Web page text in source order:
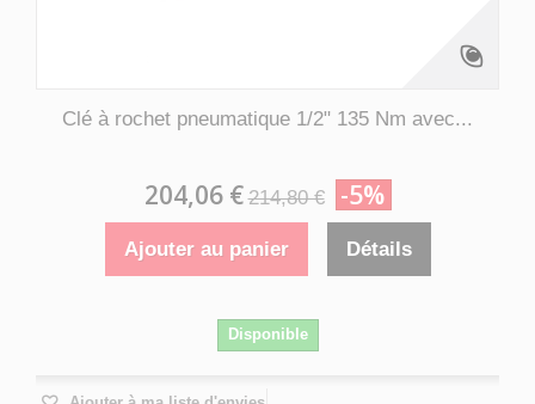
Clé à rochet pneumatique 1/2" 135 Nm avec...
204,06 € 214,80 € -5%
Ajouter au panier Détails
Disponible